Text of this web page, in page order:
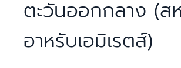
ตะวันออกกลาง (ส
อาหรับเอมิเรตส์)